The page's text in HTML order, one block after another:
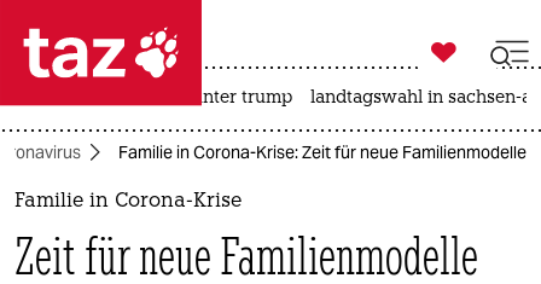
 taz zahl ich
taz zahl ich
politik

taz zahl ich
usa unter trump landtagswahl in sachsen-
Familie in Corona-Krise: Zeit für neue Familienmodelle
Familie in Corona-Krise
Zeit für neue Familienmodelle